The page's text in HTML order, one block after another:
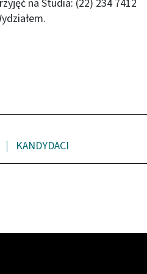
na Studia: (22) 234 7412
KANDYDACI